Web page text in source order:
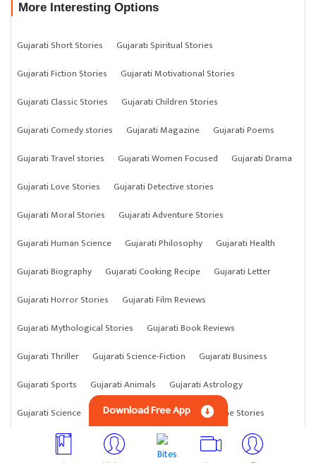
More Interesting Options
Gujarati Short Stories
Gujarati Spiritual Stories
Gujarati Fiction Stories
Gujarati Motivational Stories
Gujarati Classic Stories
Gujarati Children Stories
Gujarati Comedy stories
Gujarati Magazine
Gujarati Poems
Gujarati Travel stories
Gujarati Women Focused
Gujarati Drama
Gujarati Love Stories
Gujarati Detective stories
Gujarati Moral Stories
Gujarati Adventure Stories
Gujarati Human Science
Gujarati Philosophy
Gujarati Health
Gujarati Biography
Gujarati Cooking Recipe
Gujarati Letter
Gujarati Horror Stories
Gujarati Film Reviews
Gujarati Mythological Stories
Gujarati Book Reviews
Gujarati Thriller
Gujarati Science-Fiction
Gujarati Business
Gujarati Sports
Gujarati Animals
Gujarati Astrology
Gujarati Science
Gujarati Anything Gujarati Crime Stories
Download Free App